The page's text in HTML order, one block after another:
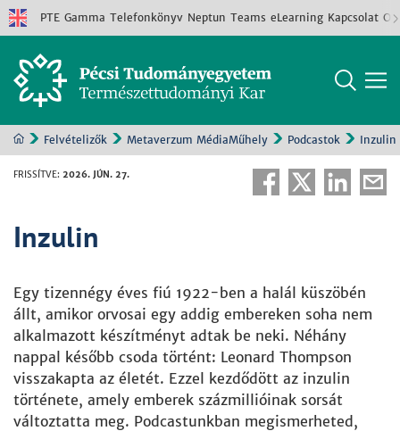
PTE Gamma Telefonkönyv Neptun Teams eLearning Kapcsolat
Felvételizők Metaverzum MédiaMűhely Podcastok Inzulin
FRISSÍTVE: 2026. JÚN. 27.
Inzulin
Egy tizennégy éves fiú 1922-ben a halál küszöbén
állt, amikor orvosai egy addig embereken soha nem
alkalmazott készítményt adtak be neki. Néhány
nappal később csoda történt: Leonard Thompson
visszakapta az életét. Ezzel kezdődött az inzulin
története, amely emberek százmillióinak sorsát
változtatta meg. Podcastunkban megismerheted,